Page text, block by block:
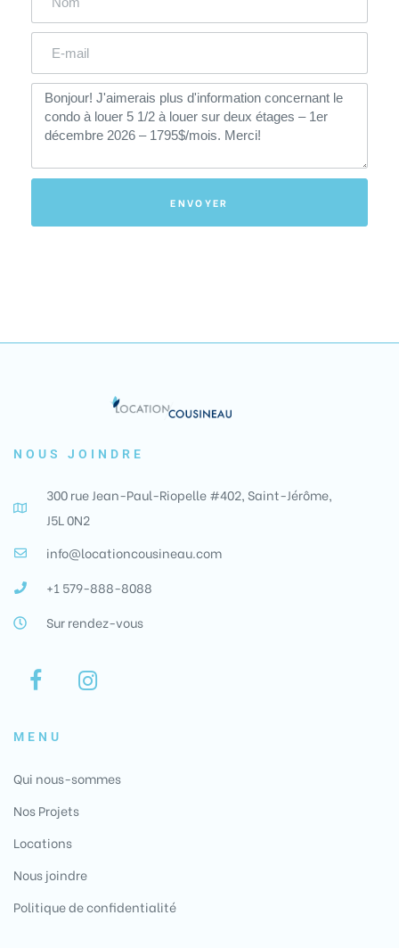
ENVOYER
NOUS JOINDRE
300 rue Jean-Paul-Riopelle #402, Saint-Jérôme,
J5L 0N2
info@locationcousineau.com
+1 579-888-8088
Sur rendez-vous
MENU
Qui nous-sommes
Nos Projets
Locations
Nous joindre
Politique de confidentialité